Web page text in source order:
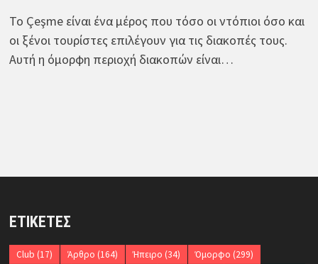
Το Çeşme είναι ένα μέρος που τόσο οι ντόπιοι όσο και
οι ξένοι τουρίστες επιλέγουν για τις διακοπές τους.
Αυτή η όμορφη περιοχή διακοπών είναι…
ΕΤΙΚΈΤΕΣ
Club (17) Άρθρο (164) Ήπειρο (34) Όμορφο (299)